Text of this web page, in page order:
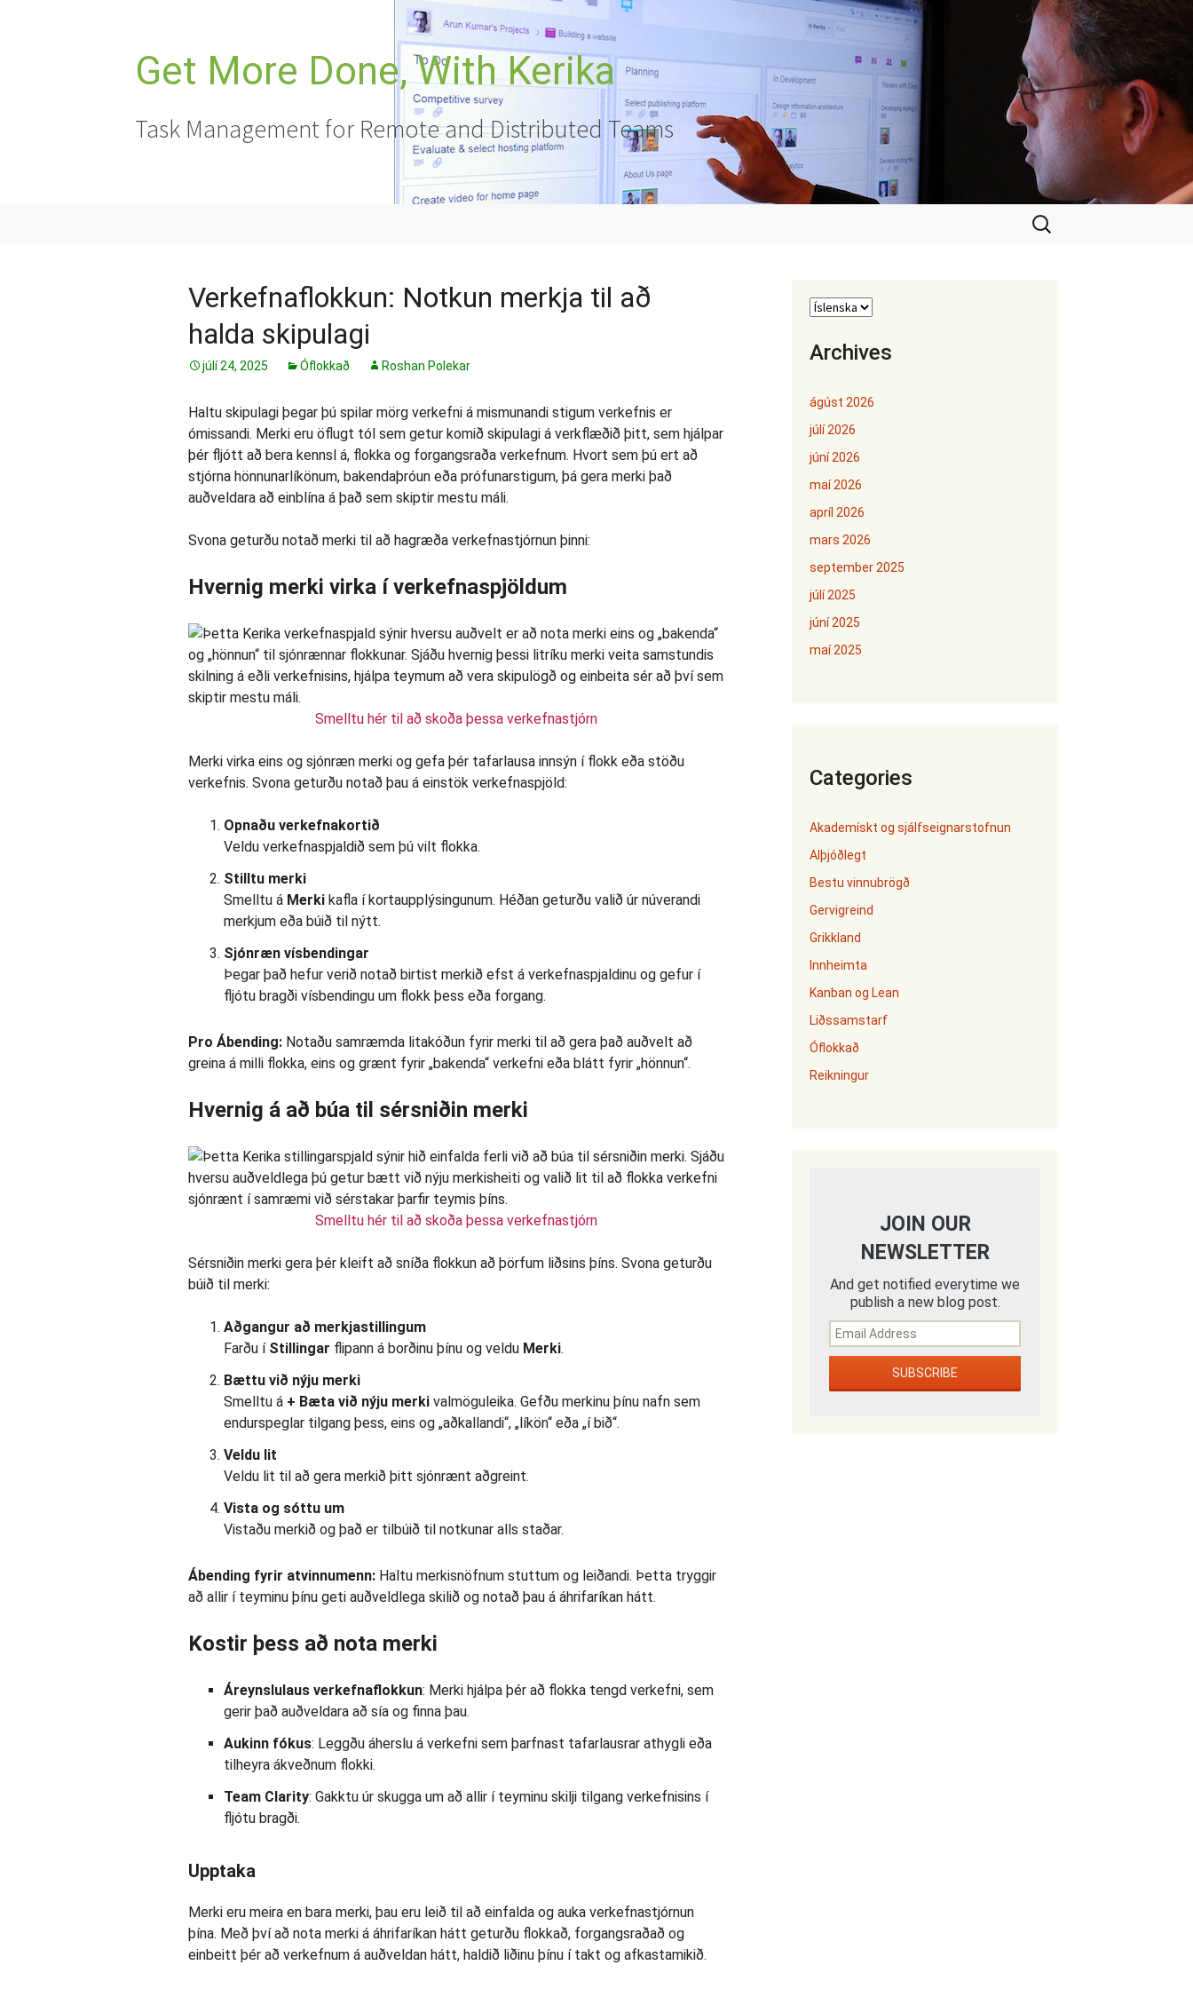
Get More Done, With Kerika
Task Management for Remote and Distributed Teams
Leita
að:
Verkefnaflokkun: Notkun merkja til að
halda skipulagi
júlí 24, 2025 Óflokkað Roshan Polekar
Haltu skipulagi þegar þú spilar mörg verkefni á mismunandi stigum verkefnis er
ómissandi. Merki eru öflugt tól sem getur komið skipulagi á verkflæðið þitt, sem hjálpar
þér fljótt að bera kennsl á, flokka og forgangsraða verkefnum. Hvort sem þú ert að
stjórna hönnunarlíkönum, bakendaþróun eða prófunarstigum, þá gera merki það
auðveldara að einblína á það sem skiptir mestu máli.
Svona geturðu notað merki til að hagræða verkefnastjórnun þinni:
Hvernig merki virka í verkefnaspjöldum
Smelltu hér til að skoða þessa verkefnastjórn
Merki virka eins og sjónræn merki og gefa þér tafarlausa innsýn í flokk eða stöðu
verkefnis. Svona geturðu notað þau á einstök verkefnaspjöld:
Opnaðu verkefnakortið
Veldu verkefnaspjaldið sem þú vilt flokka.
Stilltu merki
Smelltu á Merki kafla í kortaupplýsingunum. Héðan geturðu valið úr núverandi
merkjum eða búið til nýtt.
Sjónræn vísbendingar
Þegar það hefur verið notað birtist merkið efst á verkefnaspjaldinu og gefur í
fljótu bragði vísbendingu um flokk þess eða forgang.
Pro Ábending: Notaðu samræmda litakóðun fyrir merki til að gera það auðvelt að
greina á milli flokka, eins og grænt fyrir „bakenda“ verkefni eða blátt fyrir „hönnun“.
Hvernig á að búa til sérsniðin merki
Smelltu hér til að skoða þessa verkefnastjórn
Sérsniðin merki gera þér kleift að sníða flokkun að þörfum liðsins þíns. Svona geturðu
búið til merki:
Aðgangur að merkjastillingum
Farðu í Stillingar flipann á borðinu þínu og veldu Merki.
Bættu við nýju merki
Smelltu á + Bæta við nýju merki valmöguleika. Gefðu merkinu þínu nafn sem
endurspeglar tilgang þess, eins og „aðkallandi“, „líkön“ eða „í bið“.
Veldu lit
Veldu lit til að gera merkið þitt sjónrænt aðgreint.
Vista og sóttu um
Vistaðu merkið og það er tilbúið til notkunar alls staðar.
Ábending fyrir atvinnumenn: Haltu merkisnöfnum stuttum og leiðandi. Þetta tryggir
að allir í teyminu þínu geti auðveldlega skilið og notað þau á áhrifaríkan hátt.
Kostir þess að nota merki
Áreynslulaus verkefnaflokkun: Merki hjálpa þér að flokka tengd verkefni, sem
gerir það auðveldara að sía og finna þau.
Aukinn fókus: Leggðu áherslu á verkefni sem þarfnast tafarlausrar athygli eða
tilheyra ákveðnum flokki.
Team Clarity: Gakktu úr skugga um að allir í teyminu skilji tilgang verkefnisins í
fljótu bragði.
Upptaka
Merki eru meira en bara merki, þau eru leið til að einfalda og auka verkefnastjórnun
þína. Með því að nota merki á áhrifaríkan hátt geturðu flokkað, forgangsraðað og
einbeitt þér að verkefnum á auðveldan hátt, haldið liðinu þínu í takt og afkastamikið.
Archives
ágúst 2026
júlí 2026
júní 2026
maí 2026
apríl 2026
mars 2026
september 2025
júlí 2025
júní 2025
maí 2025
Categories
Akademískt og sjálfseignarstofnun
Alþjóðlegt
Bestu vinnubrögð
Gervigreind
Grikkland
Innheimta
Kanban og Lean
Liðssamstarf
Óflokkað
Reikningur
JOIN OUR
NEWSLETTER
And get notified everytime we
publish a new blog post.